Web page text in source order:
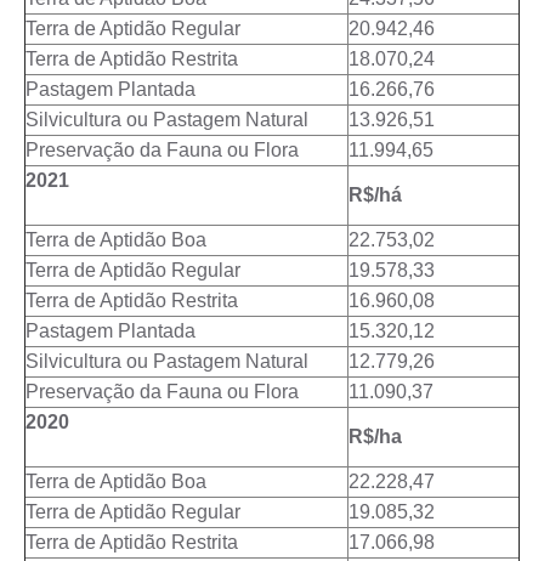
Terra de Aptidão Regular
20.942,46
Terra de Aptidão Restrita
18.070,24
Pastagem Plantada
16.266,76
Silvicultura ou Pastagem Natural
13.926,51
Preservação da Fauna ou Flora
11.994,65
2021
R$/há
Terra de Aptidão Boa
22.753,02
Terra de Aptidão Regular
19.578,33
Terra de Aptidão Restrita
16.960,08
Pastagem Plantada
15.320,12
Silvicultura ou Pastagem Natural
12.779,26
Preservação da Fauna ou Flora
11.090,37
2020
R$/ha
Terra de Aptidão Boa
22.228,47
Terra de Aptidão Regular
19.085,32
Terra de Aptidão Restrita
17.066,98